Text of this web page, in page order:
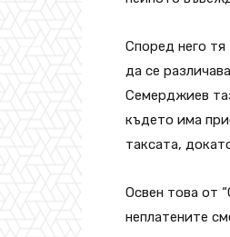
Според него
да се
Семерджиев
където има
таксата,
Освен това от
неплатените